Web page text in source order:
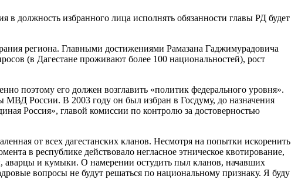
в должность избранного лица исполнять обязанности главы РД будет
региона. Главными достижениями Рамазана Гаджимурадовича
(в Дагестане проживают более 100 национальностей), рост
поэтому его должен возглавить «политик федерального уровня».
России. В 2003 году он был избран в Госдуму, до назначения
Россия», главой комиссии по контролю за достоверностью
от всех дагестанских кланов. Несмотря на попытки искоренить
в республике действовало негласное этническое квотирование,
аварцы и кумыки. О намерении остудить пыл кланов, начавших
вопросы не будут решаться по национальному признаку. Я буду